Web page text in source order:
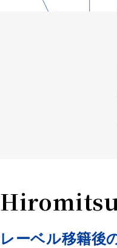
Hiromitsu
レーベル移籍後